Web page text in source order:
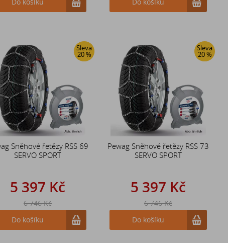
Sleva
20 %
Sněhové řetězy RSS 69
SERVO SPORT
5 397 Kč
6 746 Kč
Do košíku
Sleva
20 %
Pewag Sněhové řetězy RSS 73
SERVO SPORT
5 397 Kč
6 746 Kč
Do košíku